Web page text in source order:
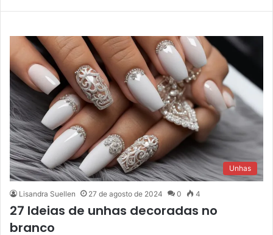
Unhas
Lisandra Suellen 27 de agosto de 2024 0 4
27 Ideias de unhas decoradas no
branco